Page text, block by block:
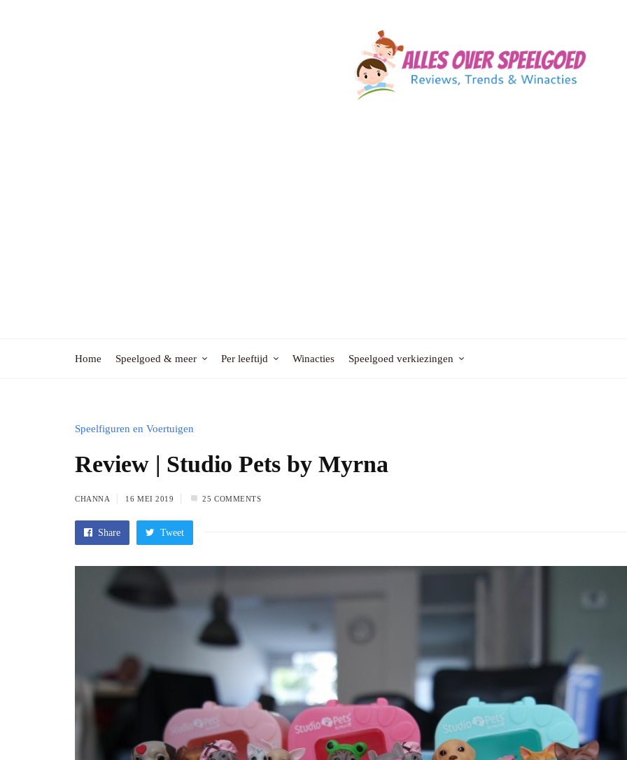
Home Speelgoed & meer Per leeftijd Winacties Speelgoed verkiezingen
Speelfiguren en Voertuigen
Review | Studio Pets by Myrna
CHANNA 16 MEI 2019 25 COMMENTS
Share Tweet